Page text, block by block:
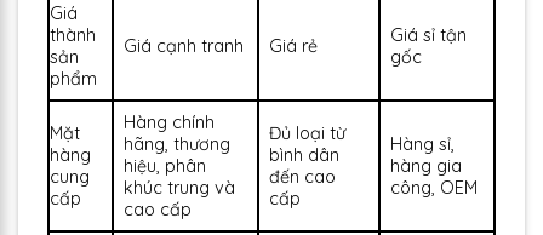
Giá
thành
sản
phẩm
Giá cạnh tranh Giá rẻ
Giá sỉ tận
gốc
Mặt
hàng
cung
cấp
Hàng chính
hãng, thương
hiệu, phân
khúc trung và
cao cấp
Đủ loại từ
bình dân
đến cao
cấp
Hàng sỉ,
hàng gia
công, OEM